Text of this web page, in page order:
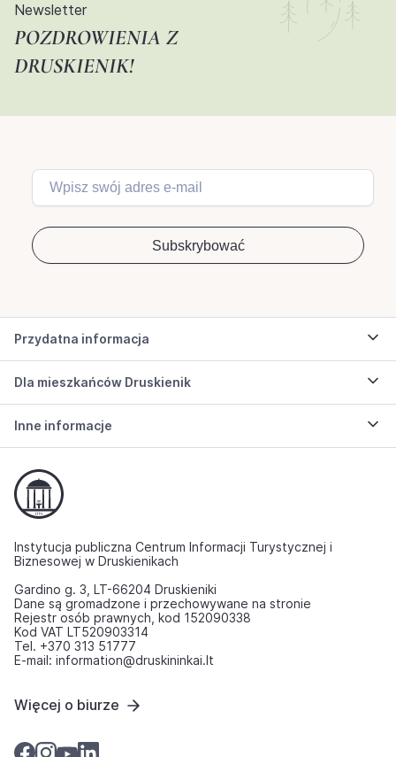
Newsletter
POZDROWIENIA Z
DRUSKIENIK!
Przydatna informacja
Dla mieszkańców Druskienik
Inne informacje
Instytucja publiczna Centrum Informacji Turystycznej i
Biznesowej w Druskienikach
Gardino g. 3, LT-66204 Druskieniki
Dane są gromadzone i przechowywane na stronie
Rejestr osób prawnych, kod 152090338
Kod VAT LT520903314
Tel. +370 313 51777
E-mail: information@druskininkai.lt
Więcej o biurze